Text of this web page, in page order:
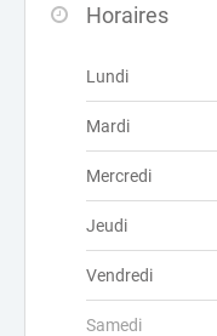
Horaires
Lundi
Mardi
Mercredi
Jeudi
Vendredi
Samedi